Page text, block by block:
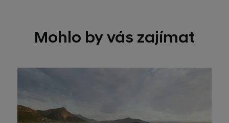
Mohlo by vás zajímat